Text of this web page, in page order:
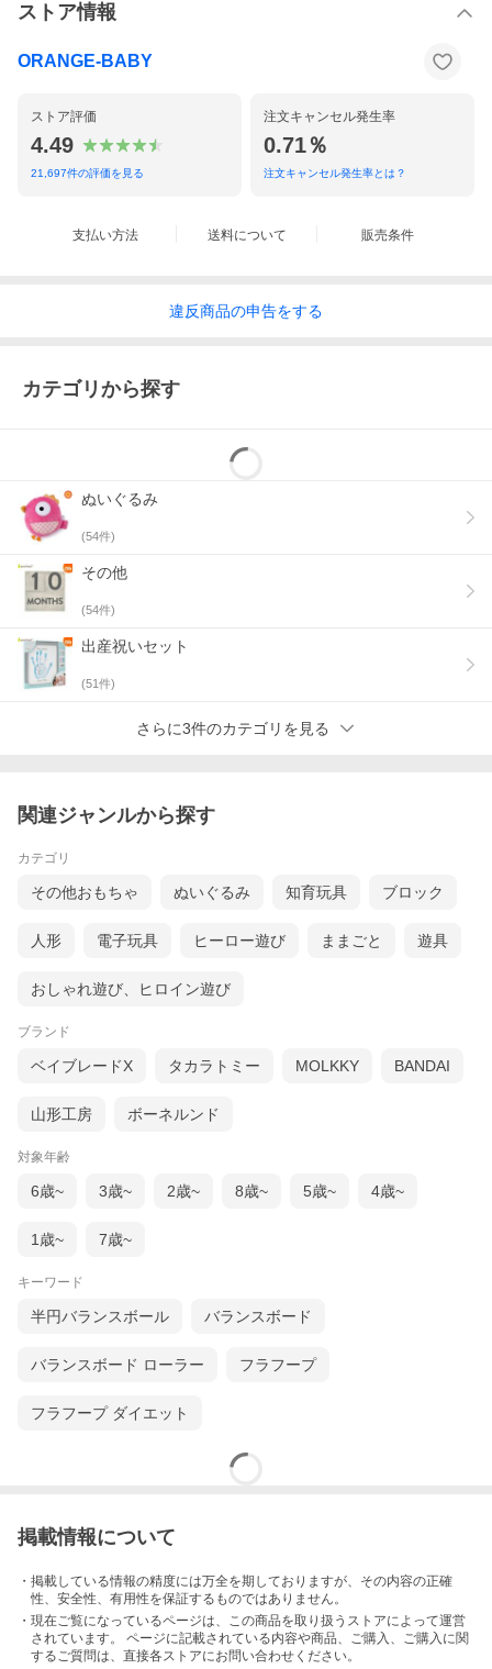
ストア情報
ORANGE-BABY
ストア評価
4.49
21,697件の評価を見る
注文キャンセル発生率
0.71％
注文キャンセル発生率とは？
支払い方法 送料について 販売条件
違反商品の申告をする
カテゴリから探す
ぬいぐるみ
(54件)
その他
(54件)
出産祝いセット
(51件)
さらに3件のカテゴリを見る
関連ジャンルから探す
カテゴリ
その他おもちゃ ぬいぐるみ 知育玩具 ブロック
人形 電子玩具 ヒーロー遊び ままごと 遊具
おしゃれ遊び、ヒロイン遊び
ブランド
ベイブレードX タカラトミー MOLKKY BANDAI
山形工房 ボーネルンド
対象年齢
6歳~ 3歳~ 2歳~ 8歳~ 5歳~ 4歳~
1歳~ 7歳~
キーワード
半円バランスボール バランスボード
バランスボード ローラー フラフープ
フラフープ ダイエット
掲載情報について
・掲載している情報の精度には万全を期しておりますが、その内容の正確
性、安全性、有用性を保証するものではありません。
・現在ご覧になっているページは、この商品を取り扱うストアによって運営
されています。 ページに記載されている内容や商品、ご購入 、ご購入に関
するご質問は、直接各ストアにお問い合わせください。